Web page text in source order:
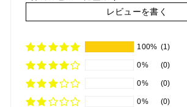
レビューを書く
100% (1)
0% (0)
0% (0)
0% (0)